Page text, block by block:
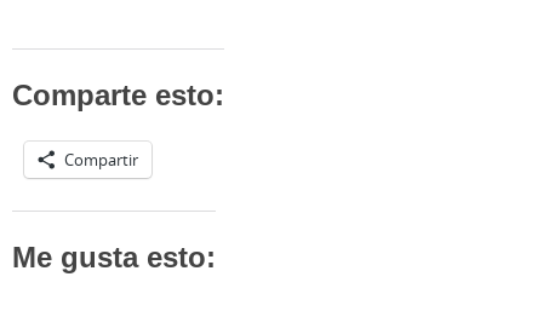
Comparte esto:
Compartir
Me gusta esto: